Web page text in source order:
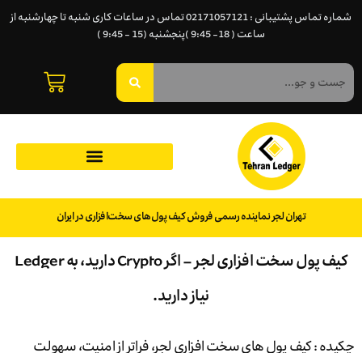
شماره تماس پشتیبانی : 02171057121 تماس در ساعات کاری شنبه تا چهارشنبه از
ساعت ( 18- 9:45 )پنجشنبه (15 - 9:45 )
تهران لجر نماینده رسمی فروش کیف پول‌های سخت‌افزاری در ایران
کیف پول سخت افزاری لجر – اگر Crypto دارید، به Ledger
نیاز دارید.
چکیده : کیف پول های سخت افزاری لجر، فراتر از امنیت، سهولت